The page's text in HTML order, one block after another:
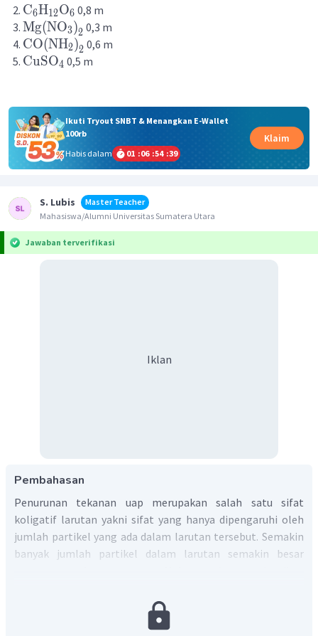
C6H12O6 0,8 m
Mg(NO3)2 0,3 m
CO(NH2)2 0,6 m
CuSO4 0,5 m
Ikuti Tryout SNBT & Menangkan E-Wallet
100rb
Habis dalam
01 :06 :54 :39
Klaim
S. Lubis
Master Teacher
Mahasiswa/Alumni Universitas Sumatera Utara
Jawaban terverifikasi
Iklan
Pembahasan
Penurunan tekanan uap merupakan salah satu sifat
koligatif larutan yakni sifat yang hanya dipengaruhi oleh
jumlah partikel yang ada dalam larutan tersebut. Semakin
banyak jumlah partikel dalam larutan semakin besar
mengalikan jumlah ion atau molekul dengan konsentrasi.